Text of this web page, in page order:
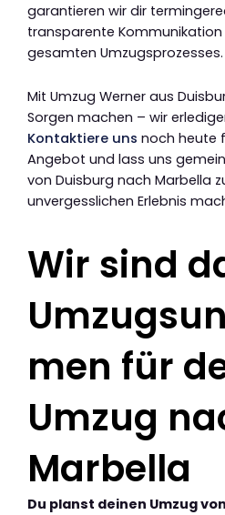
garantieren wir dir
transparente
gesamten Umzugsprozesses.
Mit Umzug Werner aus
Sorgen machen – wir
Kontaktiere uns noch heute
Angebot und lass uns
von Duisburg nach Marbella
unvergesslichen Erlebnis
Wir sind
men für
Umzug
Marbella
Du planst deinen Umzug